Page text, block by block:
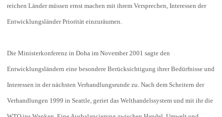
reichen Länder müssen ernst machen mit ihrem Versprechen, Interessen der
Entwicklungsländer Priorität einzuräumen.
Die Ministerkonferenz in Doha im November 2001 sagte den
Entwicklungsländern eine besondere Berücksichtigung ihrer Bedürfnisse und
Interessen in der nächsten Verhandlungsrunde zu. Nach dem Scheitern der
Verhandlungen 1999 in Seattle, geriet das Welthandelssystem und mit ihr die